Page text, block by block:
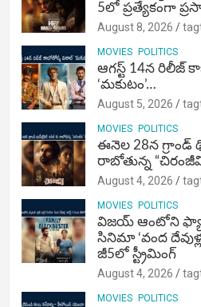
5లో ప్రత్యేకంగా
August 8, 2026
MOVIES POLITICS
ఆగస్ట్ 14న రిలీజ్
‘మకుటం’…
August 5, 2026
MOVIES POLITICS
ఈనెల 28న గ్రాండ్
రాబోతున్న
August 4, 2026
MOVIES POLITICS
విజ‌య్ ఆంటోని
సినిమా ‘వంద
జీ5లో స్ట్రీమింగ్
August 4, 2026
MOVIES POLITICS